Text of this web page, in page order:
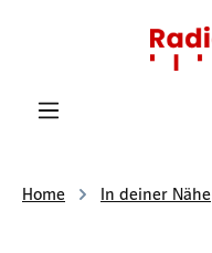
Zum Hauptinhalt springen
Home In deiner Nähe